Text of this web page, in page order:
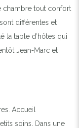
tout confort
différentes et
la table d’hôtes qui
Jean-Marc et
Accueil
soins. Dans une